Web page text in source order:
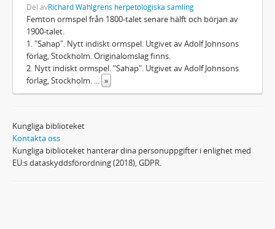
Del avRichard Wahlgrens herpetologiska samling
Femton ormspel från 1800-talet senare hälft och början av
1900-talet.
1. "Sahap". Nytt indiskt ormspel. Utgivet av Adolf Johnsons
förlag, Stockholm. Originalomslag finns.
2. Nytt indiskt ormspel. "Sahap". Utgivet av Adolf Johnsons
förlag, Stockholm.
»
Kungliga biblioteket
Kontakta oss
Kungliga biblioteket hanterar dina personuppgifter i enlighet med
EU:s dataskyddsförordning (2018), GDPR.